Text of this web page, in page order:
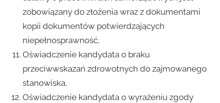
zobowiązany do złożenia wraz z dokumentami
kopii dokumentów potwierdzających
niepełnosprawność,
Oświadczenie kandydata o braku
przeciwwskazań zdrowotnych do zajmowanego
stanowiska,
Oświadczenie kandydata o wyrażeniu zgody